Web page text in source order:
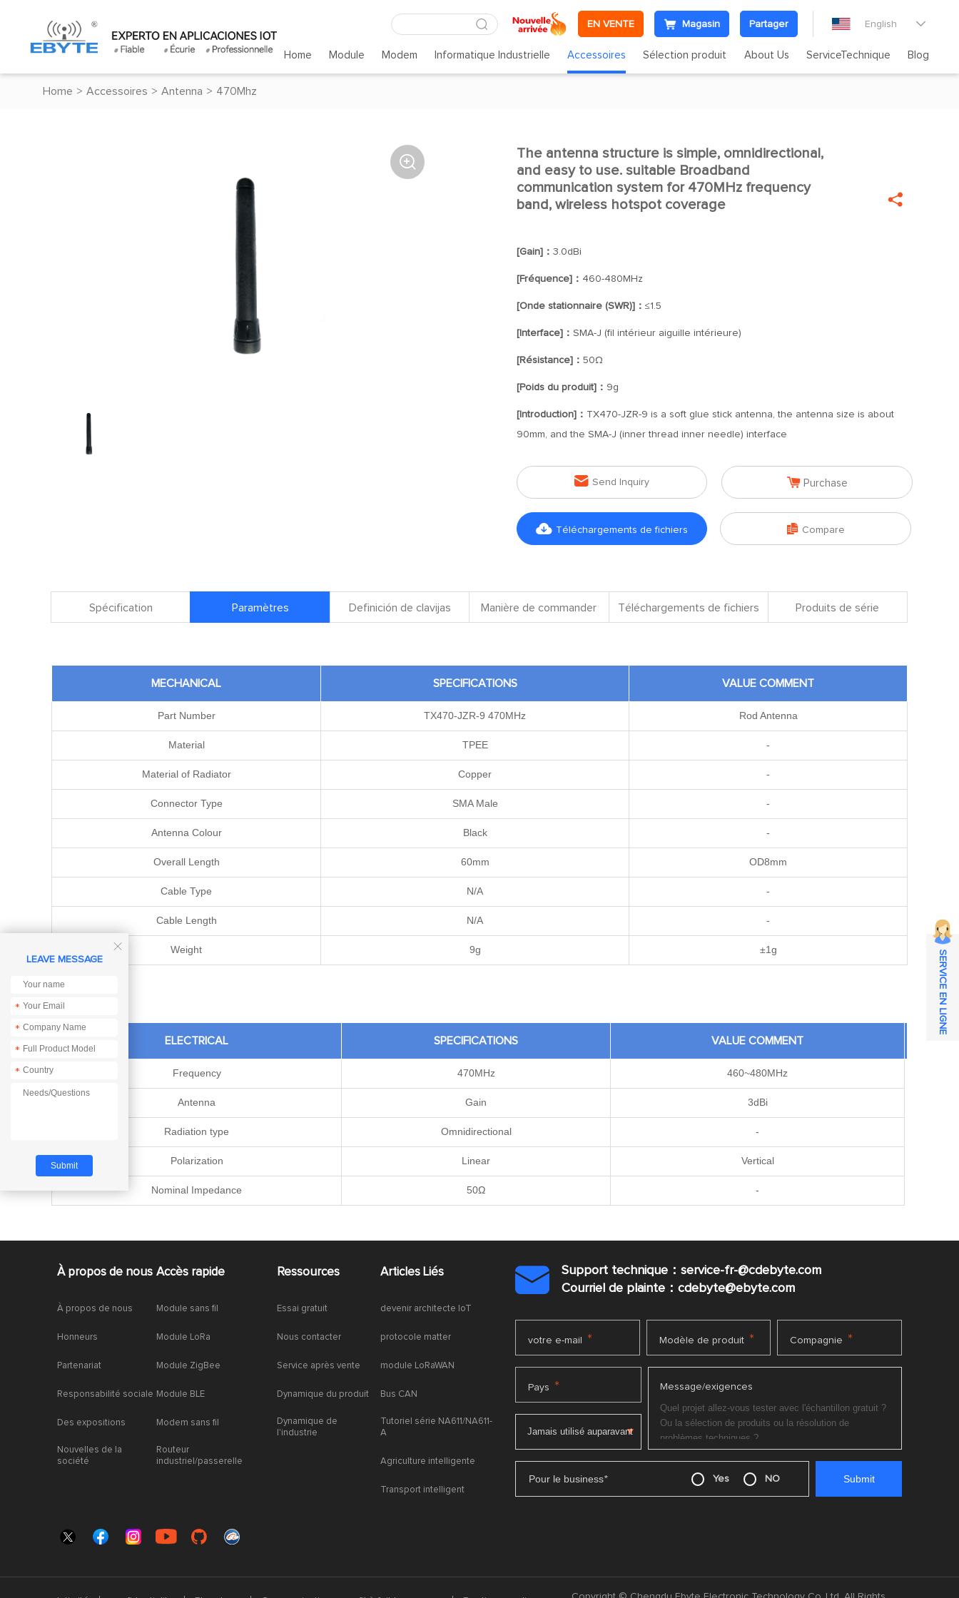
EN VENTE Magasin Partager English 
Home Module Modem Informatique Industrielle Accessoires Sélection produit About Us ServiceTechnique Blog
Home > Accessoires > Antenna > 470Mhz

The antenna structure is simple, omnidirectional,
and easy to use. suitable Broadband
communication system for 470MHz frequency
band, wireless hotspot coverage

[Gain]： 3.0dBi
[Fréquence]： 460-480MHz
[Onde stationnaire (SWR)]： ≤1.5
[Interface]： SMA-J (fil intérieur aiguille intérieure)
[Résistance]： 50Ω
[Poids du produit]： 9g
[Introduction]： TX470-JZR-9 is a soft glue stick antenna, the antenna size is about
90mm, and the SMA-J (inner thread inner needle) interface
 Send Inquiry  Purchase
 Téléchargements de fichiers  Compare
Spécification Paramètres Definición de clavijas Manière de commander Téléchargements de fichiers Produits de série
MECHANICAL SPECIFICATIONS VALUE COMMENT
Part Number TX470-JZR-9 470MHz Rod Antenna
Material TPEE -
Material of Radiator Copper -
Connector Type SMA Male -
Antenna Colour Black -
Overall Length 60mm OD8mm
Cable Type N/A -
Cable Length N/A -
Weight 9g ±1g
ELECTRICAL SPECIFICATIONS VALUE COMMENT
Frequency 470MHz 460~480MHz
Antenna Gain 3dBi
Radiation type Omnidirectional -
Polarization Linear Vertical
Nominal Impedance 50Ω -
À propos de nous
À propos de nous
Honneurs
Partenariat
Responsabilité sociale
Des expositions
Nouvelles de la
société
Accès rapide
Module sans fil
Module LoRa
Module ZigBee
Module BLE
Modem sans fil
Routeur
industriel/passerelle
Ressources
Essai gratuit
Nous contacter
Service après vente
Dynamique du produit
Dynamique de
l'industrie
Articles Liés
devenir architecte IoT
protocole matter
module LoRaWAN
Bus CAN
Tutoriel série NA611/NA611-
A
Agriculture intelligente
Transport intelligent

Support technique：service-fr-@cdebyte.com
Courriel de plainte：cdebyte@ebyte.com
votre e-mail * Modèle de produit * Compagnie *
Pays * Message/exigences
Pour le business* Yes NO

LEAVE MESSAGE
*
*
*
*
SERVICE EN LIGNE